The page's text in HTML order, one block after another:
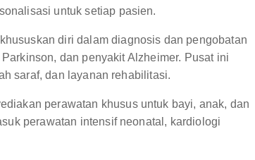
untuk setiap pasien.
diri dalam diagnosis dan pengobatan
dan penyakit Alzheimer. Pusat ini
saraf, dan layanan rehabilitasi.
perawatan khusus untuk bayi, anak, dan
perawatan intensif neonatal, kardiologi